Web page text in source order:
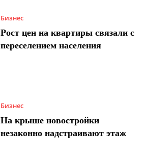
Бизнес
Рост цен на квартиры связали с
переселением населения
Бизнес
На крыше новостройки
незаконно надстраивают этаж